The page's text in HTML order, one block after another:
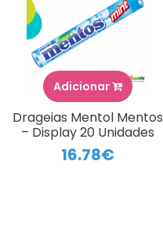
Adicionar
Drageias Mentol Mentos
– Display 20 Unidades
16.78€